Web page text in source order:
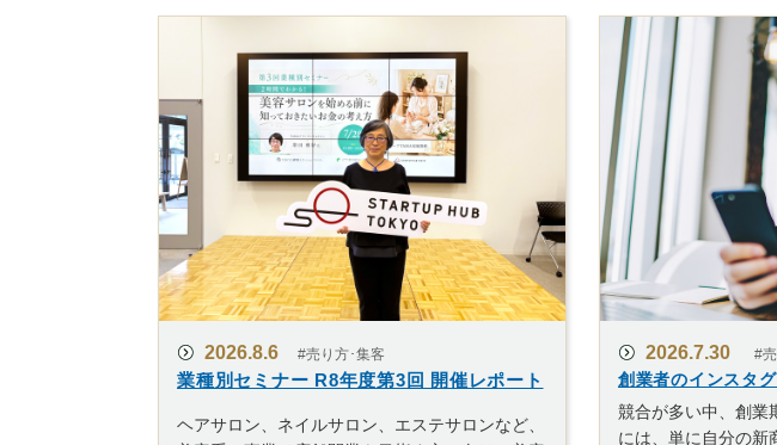
2026.8.6 #売り方･集客
業種別セミナー R8年度第3回 開催レポート
ヘアサロン、ネイルサロン、エステサロンなど、
2026.7.30 #
創業者のインスタ
競合が多い中、創業
には、単に自分の新